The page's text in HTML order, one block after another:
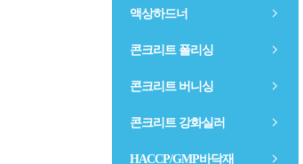
액상하드너
콘크리트 폴리싱
콘크리트 버니싱
콘크리트 강화실러
HACCP/GMP바닥재